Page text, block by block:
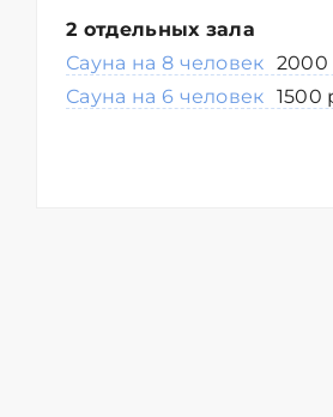
2 отдельных зала
Сауна на 8 человек 2000
Сауна на 6 человек 1500